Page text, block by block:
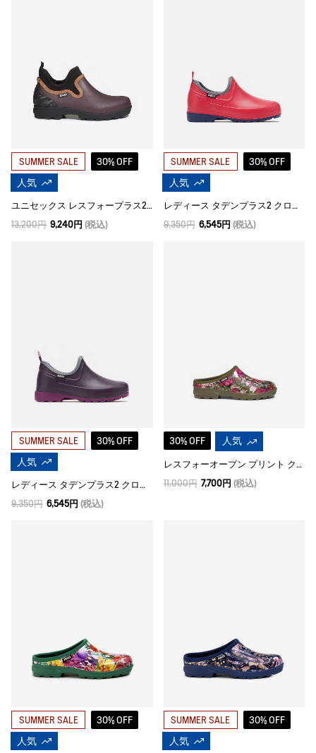
SUMMER SALE
30% OFF
人気
ユニセックス レスフォープラス2 クロッグ
13,200円 9,240円 (税込)
SUMMER SALE
30% OFF
人気
レディース タデンプラス2 クロッグ
9,350円 6,545円 (税込)
SUMMER SALE
30% OFF
人気
レディース タデンプラス2 クロッグ
9,350円 6,545円 (税込)
30% OFF 人気
レスフォーオープン プリント クロッグ
11,000円 7,700円 (税込)
SUMMER SALE
30% OFF
人気
SUMMER SALE
30% OFF
人気